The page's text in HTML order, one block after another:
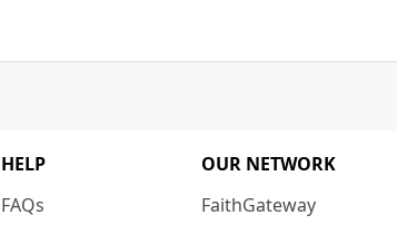
HELP
FAQs
OUR NETWORK
FaithGateway